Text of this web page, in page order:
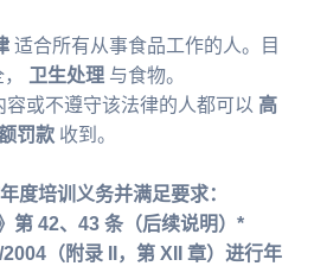
适合所有从事食品工作的人。目
卫生处理 与食物。
或不遵守该法律的人都可以 高
罚款 收到。
度培训义务并满足要求：
第 42、43 条（后续说明）*
（附录 II，第 XII 章）进行年